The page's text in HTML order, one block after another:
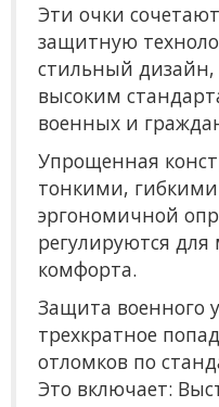
Эти очки
защитную
стильный
высоким
военных и
Упрощенная
тонкими,
эргономичной
регулируются
комфорта.
Защита военного
трехкратное
отломков по
Это включает: